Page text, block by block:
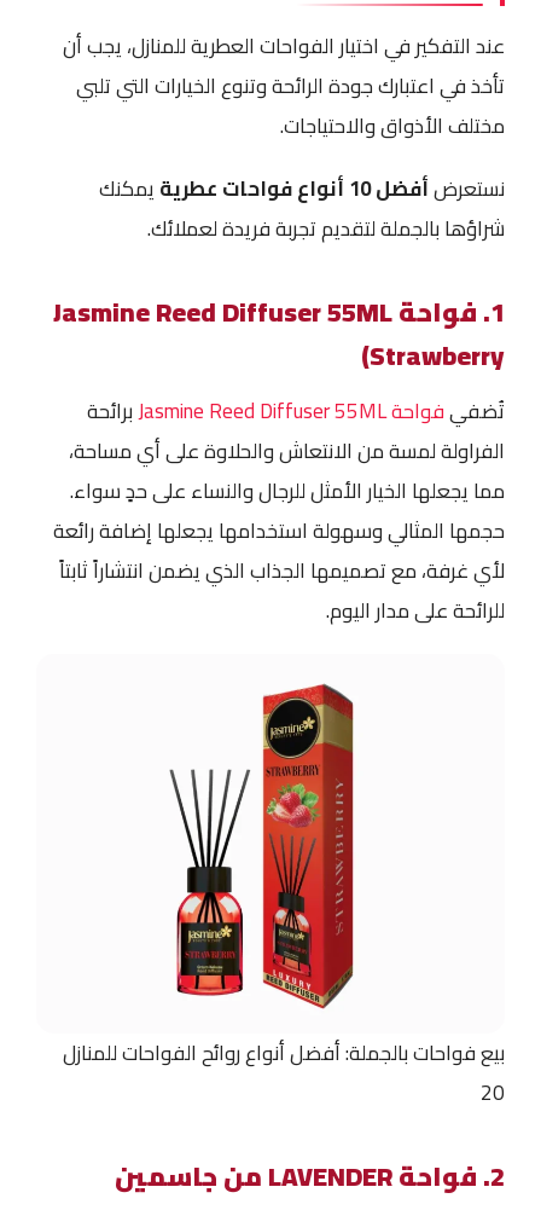
عند التفكير في اختيار الفواحات العطرية للمنازل، يجب أن
تأخذ في اعتبارك جودة الرائحة وتنوع الخيارات التي تلبي
مختلف الأذواق والاحتياجات.
نستعرضأفضل 10 أنواع فواحات عطرية
يمكنك
شراؤها بالجملة لتقديم تجربة فريدة لعملائك.
1. فواحة Jasmine Reed Diffuser 55ML
(Strawberry
تُضفيفواحة Jasmine Reed Diffuser 55ML
برائحة
الفراولة لمسة من الانتعاش والحلاوة على أي مساحة،
مما يجعلها الخيار الأمثل للرجال والنساء على حدٍ سواء.
حجمها المثالي وسهولة استخدامها يجعلها إضافة رائعة
لأي غرفة، مع تصميمها الجذاب الذي يضمن انتشاراً ثابتاً
للرائحة على مدار اليوم.
بيع فواحات بالجملة: أفضل أنواع روائح الفواحات للمنازل
20
2. فواحة LAVENDER من جاسمين